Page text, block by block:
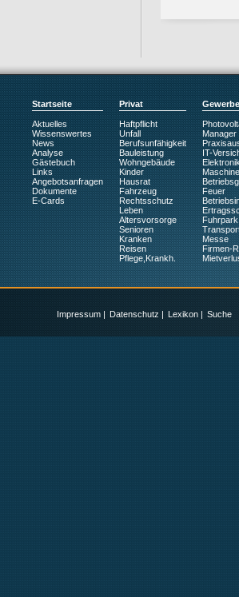
Startseite
Aktuelles
Wissenswertes
News
Analyse
Gästebuch
Links
Angebotsanfragen
Dokumente
E-Cards
Privat
Haftpflicht
Unfall
Berufsunfähigkeit
Bauleistung
Wohngebäude
Kinder
Hausrat
Fahrzeug
Rechtsschutz
Leben
Altersvorsorge
Senioren
Kranken
Reisen
Pflege,Krankh.
Gewerbe
Manager
IT-
Feuer
Fuhrpark
Messe
Firmen-
Impressum | Datenschutz | Lexikon | Suche